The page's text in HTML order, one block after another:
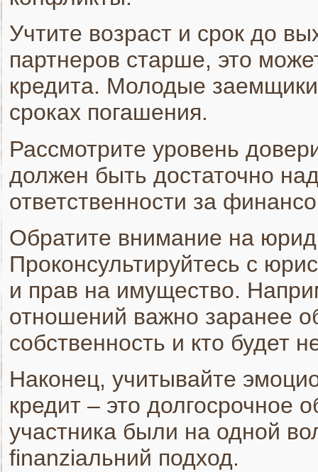
Учтите возраст и срок до
партнеров старше, это
кредита. Молодые
сроках погашения.
Рассмотрите уровень
должен быть достаточно
ответственности за
Обратите внимание на
Проконсультируйтесь с
и прав на имущество.
отношений важно заранее
собственность и кто будет
Наконец, учитывайте
кредит – это долгосрочное
участника были на одной
finanziальний подход.